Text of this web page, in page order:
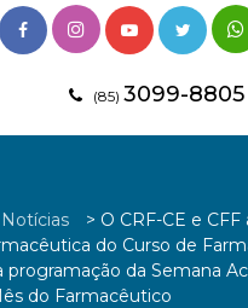
(85) 3099-8805
Notícias > O CRF-CE e
do Curso de
programação da Semana
do Farmacêutico